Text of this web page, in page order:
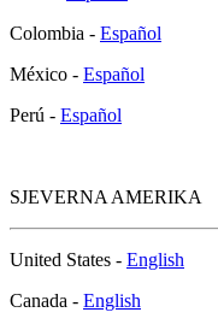
Colombia - Español
México - Español
Perú - Español
SJEVERNA AMERIKA
United States - English
Canada - English